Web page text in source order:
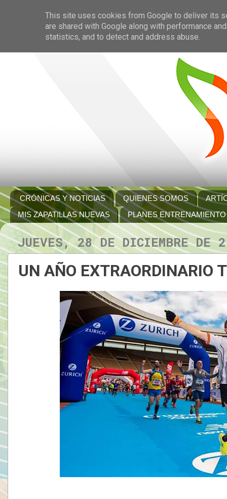
CRÓNICAS Y NOTICIAS QUIENES SOMOS
MIS ZAPATILLAS NUEVAS
PLANES ENTRENAMIENTO
JUEVES, 28 DE DICIEMBRE DE
UN AÑO EXTRAORDINARIO
This site uses cookies from Google to deliver its
are shared with Google along with performance
statistics, and to detect and address abuse.